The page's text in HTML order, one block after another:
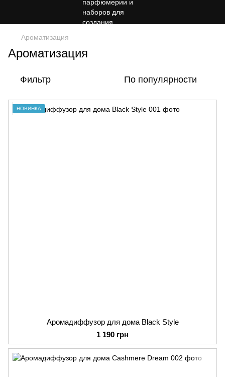
Ароматизация
Ароматизация
Фильтр По популярности
НОВИНКА
Аромадиффузор для дома Black Style
1 190 грн